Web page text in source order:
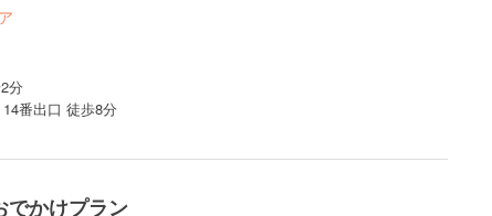
分
番出口 徒歩8分
かけプラン